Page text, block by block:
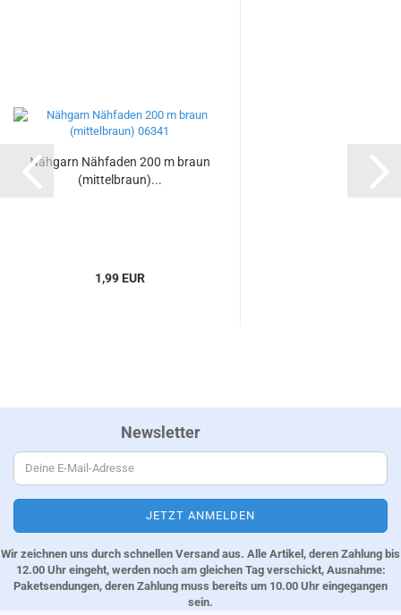
Nähgarn Nähfaden 200 m braun
(mittelbraun)...
1,99 EUR
Newsletter
Wir zeichnen uns durch schnellen Versand aus. Alle Artikel, deren Zahlung bis
12.00 Uhr eingeht, werden noch am gleichen Tag verschickt, Ausnahme:
Paketsendungen, deren Zahlung muss bereits um 10.00 Uhr eingegangen
sein.